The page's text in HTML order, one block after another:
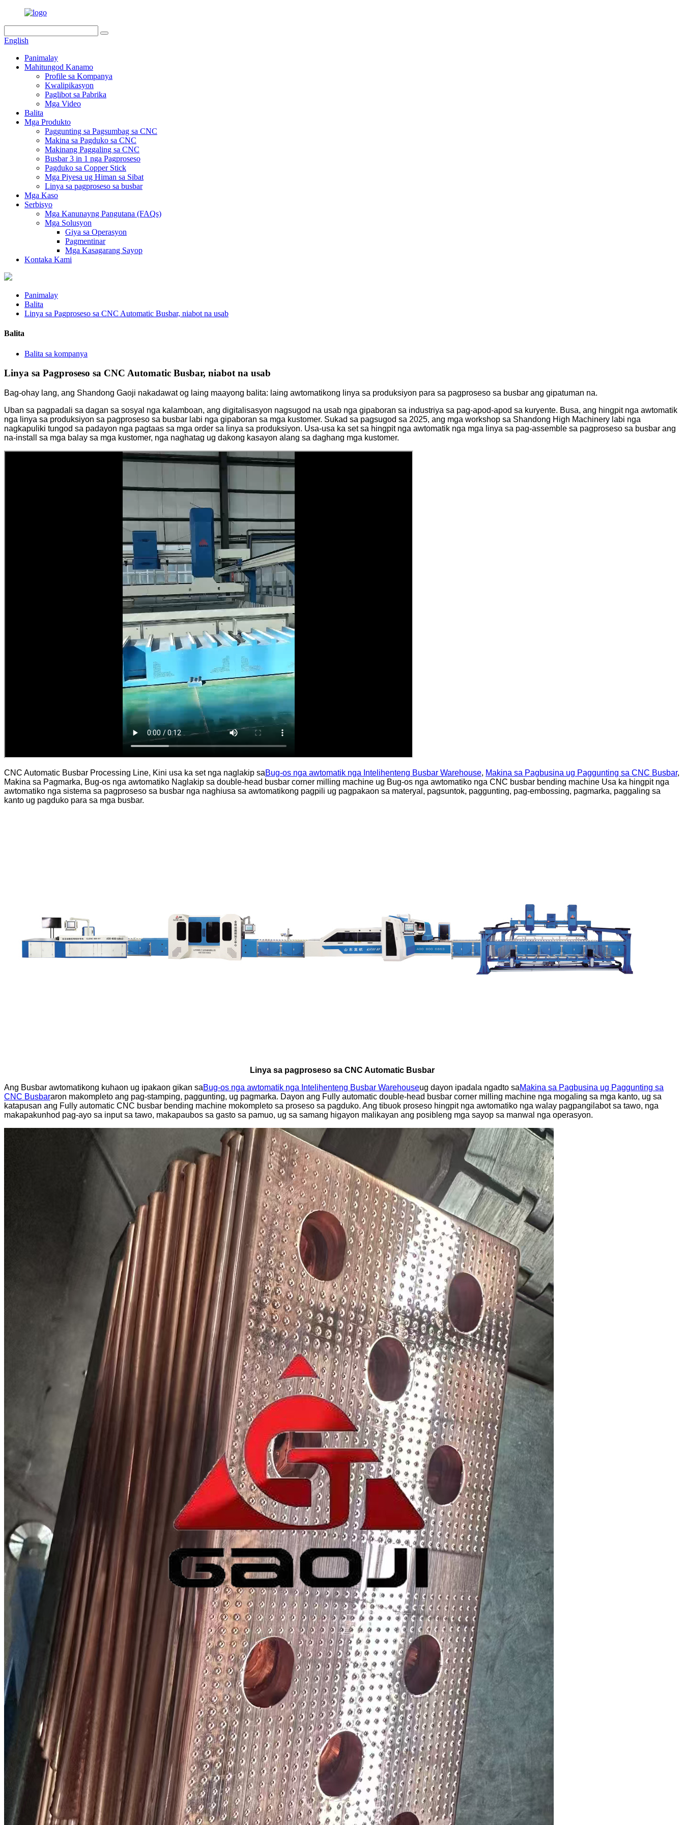
English
Panimalay
Mahitungod Kanamo
Profile sa Kompanya
Kwalipikasyon
Paglibot sa Pabrika
Mga Video
Balita
Mga Produkto
Paggunting sa Pagsumbag sa CNC
Makina sa Pagduko sa CNC
Makinang Paggaling sa CNC
Busbar 3 in 1 nga Pagproseso
Pagduko sa Copper Stick
Mga Piyesa ug Himan sa Sibat
Linya sa pagproseso sa busbar
Mga Kaso
Serbisyo
Mga Kanunayng Pangutana (FAQs)
Mga Solusyon
Giya sa Operasyon
Pagmentinar
Mga Kasagarang Sayop
Kontaka Kami
Panimalay
Balita
Linya sa Pagproseso sa CNC Automatic Busbar, niabot na usab
Balita
Balita sa kompanya
Linya sa Pagproseso sa CNC Automatic Busbar, niabot na usab
Bag-ohay lang, ang Shandong Gaoji nakadawat og laing maayong balita: laing awtomatikong linya sa produksiyon para sa pagproseso sa busbar ang gipatuman na.
Uban sa pagpadali sa dagan sa sosyal nga kalamboan, ang digitalisasyon nagsugod na usab nga gipaboran sa industriya sa pag-apod-apod sa kuryente. Busa, ang hingpit nga awtomatik
nga linya sa produksiyon sa pagproseso sa busbar labi nga gipaboran sa mga kustomer. Sukad sa pagsugod sa 2025, ang mga workshop sa Shandong High Machinery labi nga
nagkapuliki tungod sa padayon nga pagtaas sa mga order sa linya sa produksiyon. Usa-usa ka set sa hingpit nga awtomatik nga mga linya sa pag-assemble sa pagproseso sa busbar ang
na-install sa mga balay sa mga kustomer, nga naghatag ug dakong kasayon ​​​​alang sa daghang mga kustomer.
CNC Automatic Busbar Processing Line, Kini usa ka set nga naglakip saBug-os nga awtomatik nga Intelihenteng Busbar Warehouse, Makina sa Pagbusina ug Paggunting sa CNC Busbar,
Makina sa Pagmarka, Bug-os nga awtomatiko Naglakip sa double-head busbar corner milling machine ug Bug-os nga awtomatiko nga CNC busbar bending machine Usa ka hingpit nga
awtomatiko nga sistema sa pagproseso sa busbar nga naghiusa sa awtomatikong pagpili ug pagpakaon sa materyal, pagsuntok, paggunting, pag-embossing, pagmarka, paggaling sa
kanto ug pagduko para sa mga busbar.
Linya sa pagproseso sa CNC Automatic Busbar
Ang Busbar awtomatikong kuhaon ug ipakaon gikan saBug-os nga awtomatik nga Intelihenteng Busbar Warehouseug dayon ipadala ngadto saMakina sa Pagbusina ug Paggunting sa
CNC Busbararon makompleto ang pag-stamping, paggunting, ug pagmarka. Dayon ang Fully automatic double-head busbar corner milling machine nga mogaling sa mga kanto, ug sa
katapusan ang Fully automatic CNC busbar bending machine mokompleto sa proseso sa pagduko. Ang tibuok proseso hingpit nga awtomatiko nga walay pagpangilabot sa tawo, nga
makapakunhod pag-ayo sa input sa tawo, makapaubos sa gasto sa pamuo, ug sa samang higayon malikayan ang posibleng mga sayop sa manwal nga operasyon.